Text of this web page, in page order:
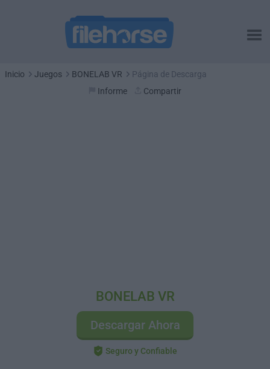
Inicio Juegos BONELAB VR
Página de Descarga
Informe
Compartir
BONELAB VR
Descargar Ahora
Seguro y Confiable